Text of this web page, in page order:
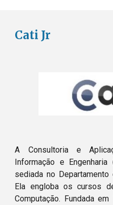
Cati Jr
A Consultoria e
Informação e
sediada no Departamento
Ela engloba os cursos
Computação. Fundada em